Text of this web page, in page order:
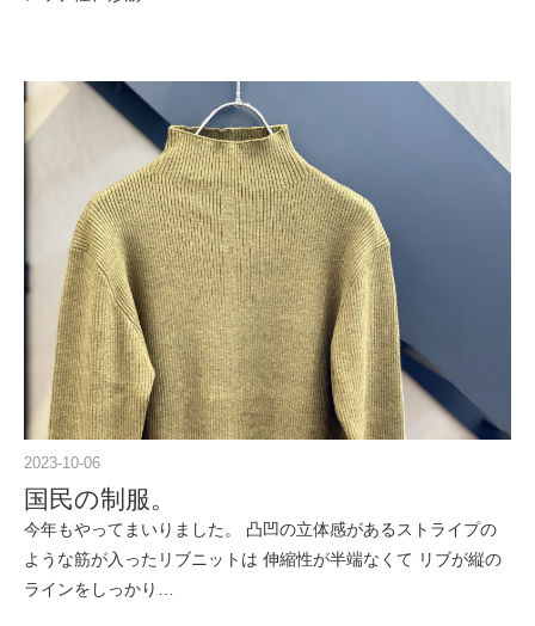
2023-10-06
国民の制服。
今年もやってまいりました。 凸凹の立体感があるストライプの
ような筋が入ったリブニットは 伸縮性が半端なくて リブが縦の
ラインをしっかり…